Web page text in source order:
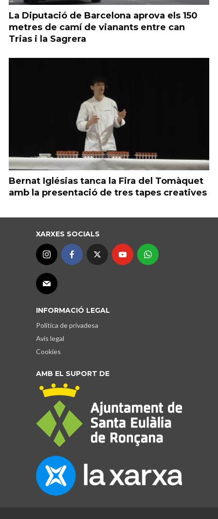
La Diputació de Barcelona aprova els 150
metres de camí de vianants entre can
Trias i la Sagrera
Bernat Iglésias tanca la Fira del Tomàquet
amb la presentació de tres tapes creatives
XARXES SOCIALS
INFORMACIÓ LEGAL
Política de privadesa
Avís legal
Cookies
AMB EL SUPORT DE